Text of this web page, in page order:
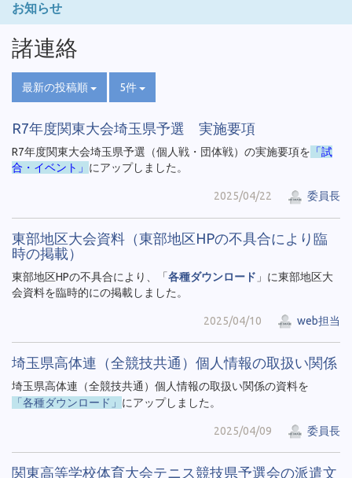
お知らせ
諸連絡
最新の投稿順 5件
R7年度関東大会埼玉県予選 実施要項
R7年度関東大会埼玉県予選（個人戦・団体戦）の実施要項を 「試
合・イベント」 にアップしました。
2025/04/22 委員長
東部地区大会資料（東部地区HPの不具合により臨
時の掲載）
東部地区HPの不具合により、「各種ダウンロード 」に東部地区大
会資料を臨時的にの掲載しました。
2025/04/10 web担当
埼玉県高体連（全競技共通）個人情報の取扱い関係
埼玉県高体連（全競技共通）個人情報の取扱い関係の資料を
「各種ダウンロード」 にアップしました。
2025/04/09 委員長
関東高等学校体育大会テニス競技県予選会の派遣文